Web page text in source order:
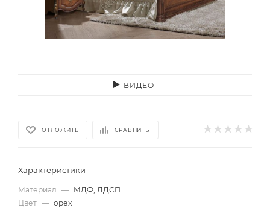
ВИДЕО
ОТЛОЖИТЬ СРАВНИТЬ
Характеристики
Материал — МДФ, ЛДСП
Цвет — орех